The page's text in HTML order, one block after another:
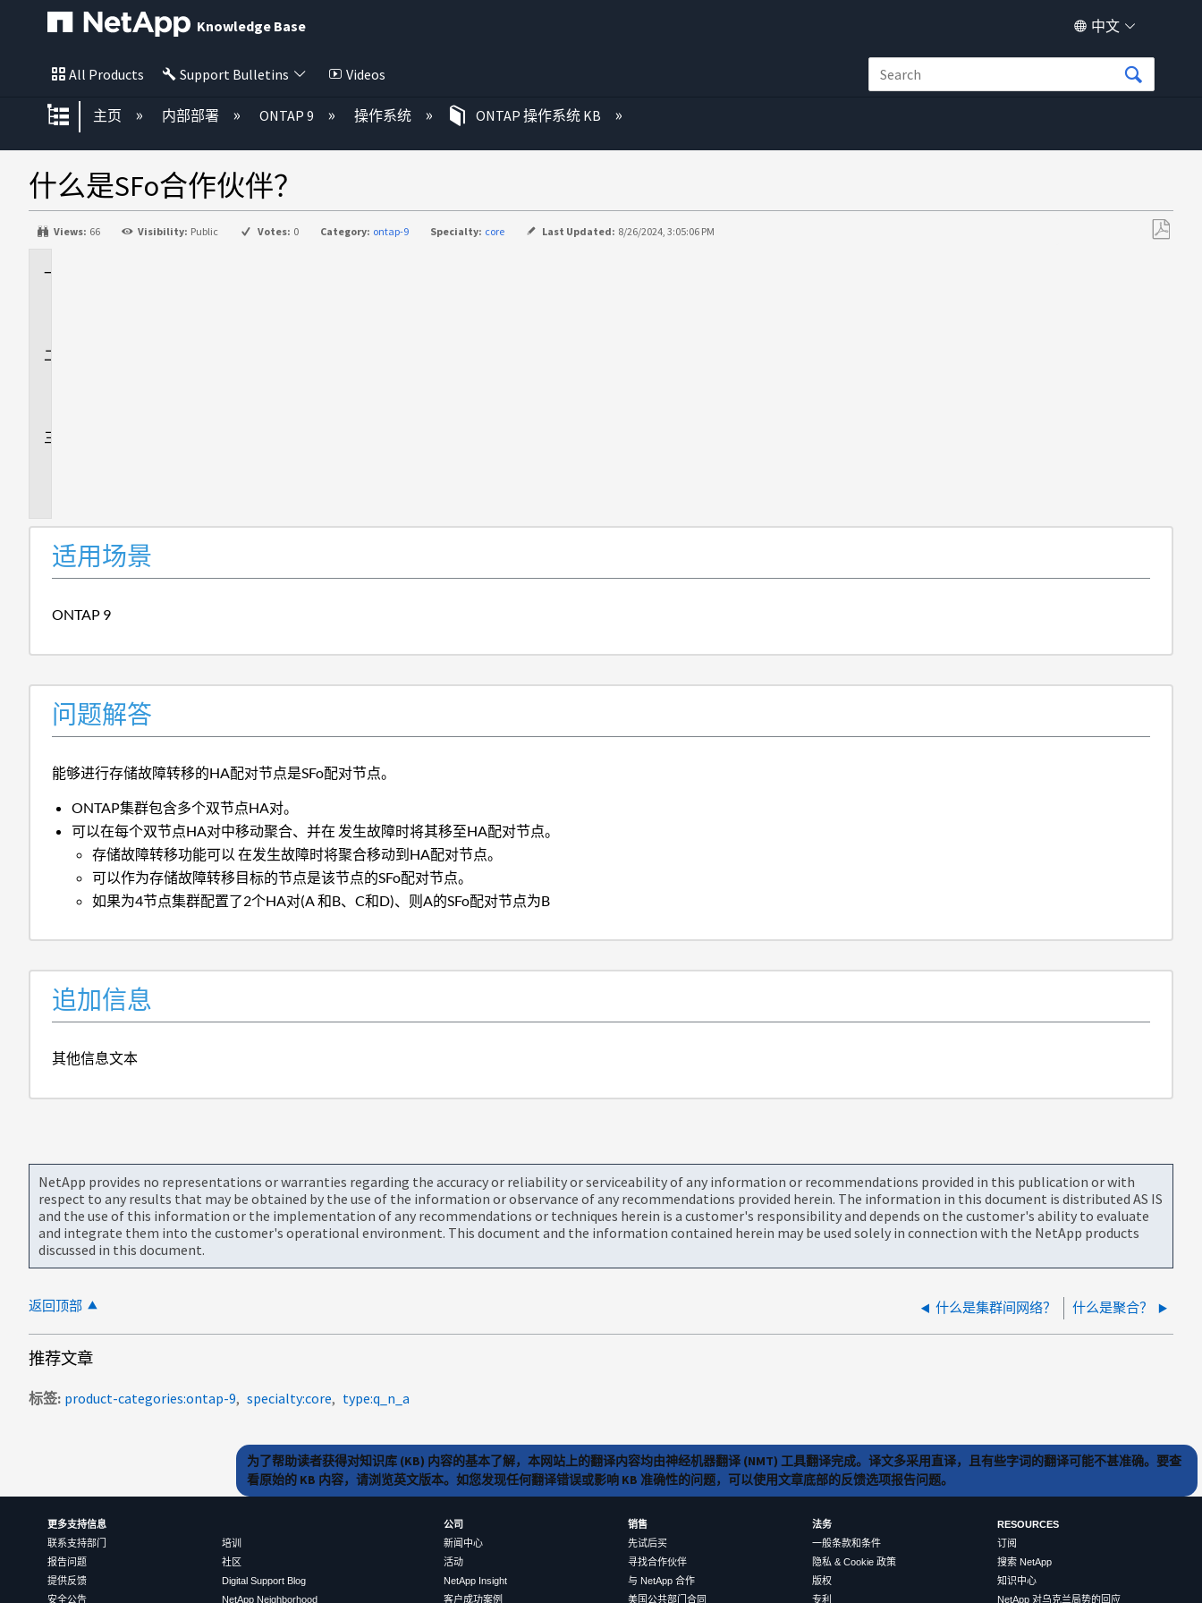
Knowledge Base 中文
All Products Support Bulletins Videos
扩展/隐缩全局层次
主页 内部部署 ONTAP 9 操作系统 ONTAP 操作系统 KB
什么是SFo合作伙伴？
Views: 66 Visibility: Public Votes: 0 Category: ontap-9 Specialty: core Last Updated: 8/26/2024, 3:05:06 PM
适用场景
ONTAP 9
问题解答
能够进行存储故障转移的HA配对节点是SFo配对节点。
ONTAP集群包含多个双节点HA对。
可以在每个双节点HA对中移动聚合、并在 发生故障时将其移至HA配对节点。
存储故障转移功能可以 在发生故障时将聚合移动到HA配对节点。
可以作为存储故障转移目标的节点是该节点的SFo配对节点。
如果为4节点集群配置了2个HA对(A 和B、C和D)、则A的SFo配对节点为B
追加信息
其他信息文本
NetApp provides no representations or warranties regarding the accuracy or reliability or serviceability of any information or recommendations provided in this publication or with
respect to any results that may be obtained by the use of the information or observance of any recommendations provided herein. The information in this document is distributed AS IS
and the use of this information or the implementation of any recommendations or techniques herein is a customer's responsibility and depends on the customer's ability to evaluate
and integrate them into the customer's operational environment. This document and the information contained herein may be used solely in connection with the NetApp products
discussed in this document.
返回顶部 什么是集群间网络？ 什么是聚合？
推荐文章
标签 product-categories:ontap-9 specialty:core type:q_n_a
为了帮助读者获得对知识库 (KB) 内容的基本了解，本网站上的翻译内容均由神经机器翻译 (NMT) 工具翻译完成。译文多采用直译，且有些字词的翻译可能不甚准确。要查
看原始的 KB 内容，请浏览英文版本。如您发现任何翻译错误或影响 KB 准确性的问题，可以使用文章底部的反馈选项报告问题。
更多支持信息
联系支持部门
报告问题
提供反馈
安全公告
培训
社区
Digital Support Blog
NetApp Neighborhood
公司
新闻中心
活动
NetApp Insight
客户成功案例
销售
先试后买
寻找合作伙伴
与 NetApp 合作
美国公共部门合同
法务
一般条款和条件
隐私 & Cookie 政策
版权
专利
RESOURCES
订阅
搜索 NetApp
知识中心
NetApp 对乌克兰局势的回应